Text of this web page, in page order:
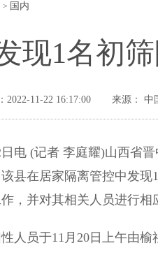
> 国内
现1名初
2022-11-22 16:17:00 来源： 中
(记者 李庭耀)山西省晋
县在居家隔离管控中发
，并对其相关人员进行相
员于11月20日上午由榆